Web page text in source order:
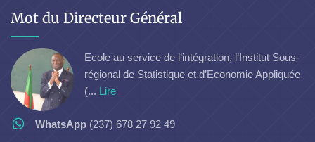
Mot du Directeur Général
Ecole au service de l’intégration, l’Institut Sous-
régional de Statistique et d’Economie Appliquée
(... Lire
WhatsApp (237) 678 27 92 49